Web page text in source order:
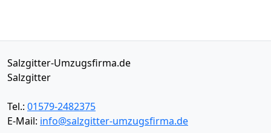
Salzgitter-Umzugsfirma.de
Salzgitter
Tel.: 01579-2482375
E-Mail: info@salzgitter-umzugsfirma.de